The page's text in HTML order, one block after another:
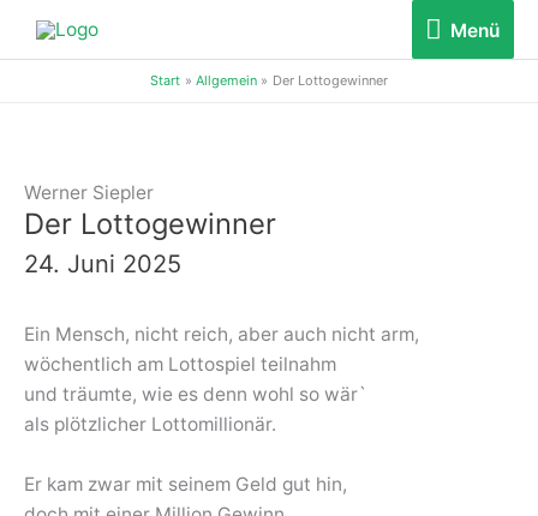
Inhalt
Menü
Menü
Start Allgemein Der Lottogewinner
Werner Siepler
Der Lottogewinner
24. Juni 2025
Ein Mensch, nicht reich, aber auch nicht arm,
wöchentlich am Lottospiel teilnahm
und träumte, wie es denn wohl so wär`
als plötzlicher Lottomillionär.
Er kam zwar mit seinem Geld gut hin,